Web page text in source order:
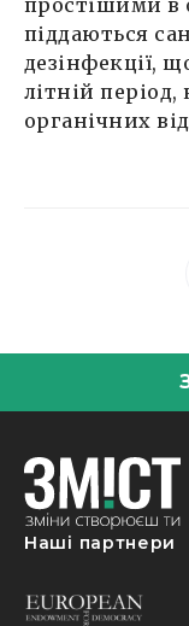
простішими в
піддаються
дезінфекції,
літній період,
органічних
Наші партнери